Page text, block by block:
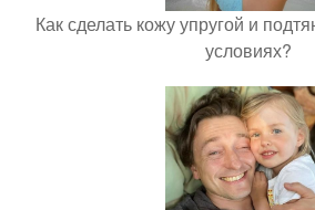
Как сделать кожу упругой и
условиях?